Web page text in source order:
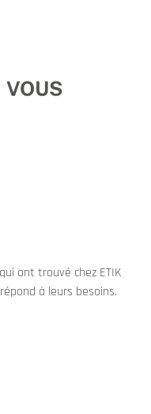
VOUS
ont trouvé chez ETIK
à leurs besoins.